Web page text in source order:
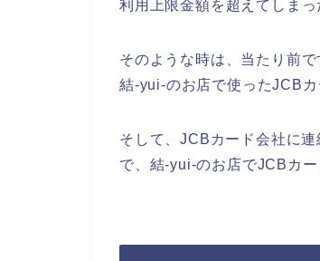
利用上限金額を超えてしま
そのような時は、当たり前
結-yui-のお店で使ったJCBカ
そして、JCBカード会社に
で、結-yui-のお店でJCBカ